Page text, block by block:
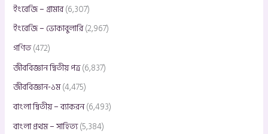
ইংরেজি – গ্রামার(6,307)
ইংরেজি – ভোকাবুলারি(2,967)
গণিত(472)
জীববিজ্ঞান দ্বিতীয় পত্র(6,837)
জীববিজ্ঞান-১ম(4,475)
বাংলা দ্বিতীয় – ব্যাকরন(6,493)
বাংলা প্রথম – সাহিত্য(5,384)